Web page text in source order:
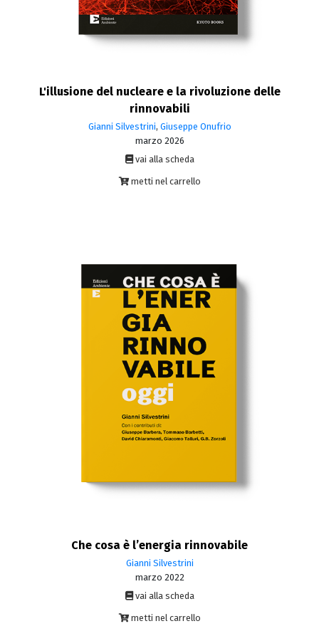
L'illusione del nucleare e la rivoluzione delle
rinnovabili
Gianni Silvestrini, Giuseppe Onufrio
marzo 2026
vai alla scheda
metti nel carrello
Che cosa è l’energia rinnovabile
Gianni Silvestrini
marzo 2022
vai alla scheda
metti nel carrello